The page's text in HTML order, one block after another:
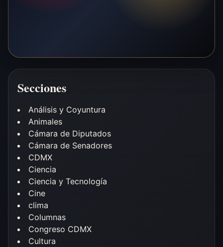
Secciones
Análisis y Coyuntura
Animales
Cámara de Diputados
Cámara de Senadores
CDMX
Ciencia
Ciencia y Tecnología
Cine
clima
Columnas
Congreso CDMX
Cultura